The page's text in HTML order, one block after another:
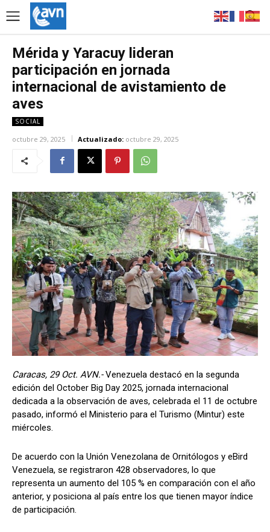
Mérida y Yaracuy lideran
participación en jornada
internacional de avistamiento de
aves
SOCIAL
octubre 29, 2025 Actualizado: octubre 29, 2025
Caracas, 29 Oct. AVN.-Venezuela destacó en la segunda
edición del October Big Day 2025, jornada internacional
dedicada a la observación de aves, celebrada el 11 de octubre
pasado, informó el Ministerio para el Turismo (Mintur) este
miércoles.
De acuerdo con la Unión Venezolana de Ornitólogos y eBird
Venezuela, se registraron 428 observadores, lo que
representa un aumento del 105 % en comparación con el año
anterior, y posiciona al país entre los que tienen mayor índice
de participación.